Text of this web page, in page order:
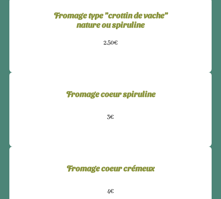
Fromage type "crottin de vache"
nature ou spiruline
2,50€
Fromage coeur spiruline
3€
Fromage coeur crémeux
4€